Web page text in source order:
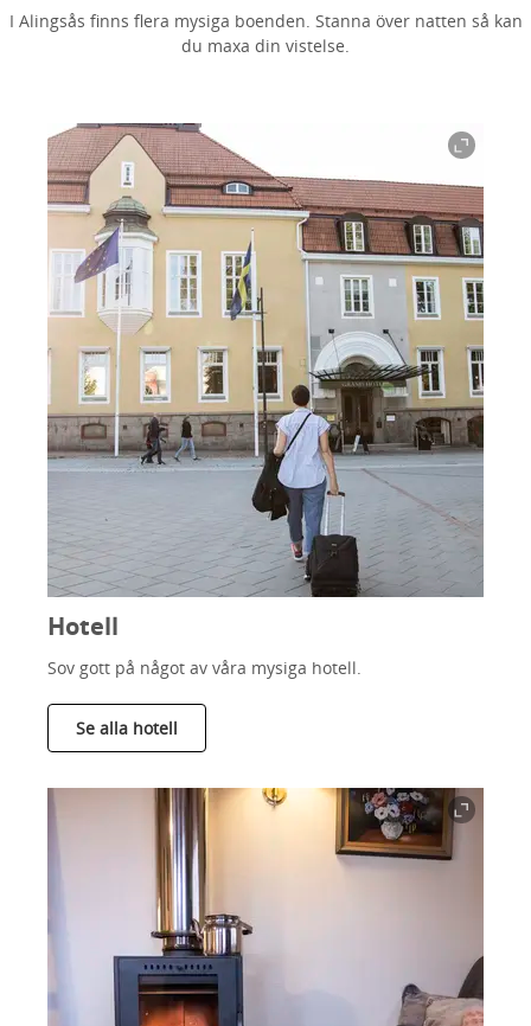
I Alingsås finns flera mysiga boenden. Stanna över natten så kan
du maxa din vistelse.
Hotell
Sov gott på något av våra mysiga hotell.
Se alla hotell